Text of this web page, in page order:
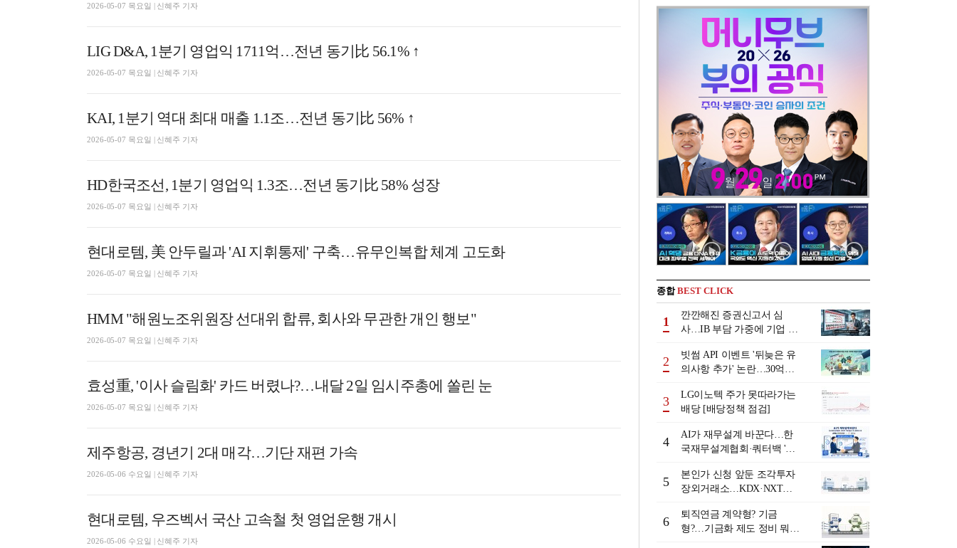
2026-05-07 목요일 | 신혜주 기자
LIG D&A, 1분기 영업익 1711억…전년 동기比 56.1% ↑
2026-05-07 목요일 | 신혜주 기자
KAI, 1분기 역대 최대 매출 1.1조…전년 동기比 56% ↑
2026-05-07 목요일 | 신혜주 기자
HD한국조선, 1분기 영업익 1.3조…전년 동기比 58% 성장
2026-05-07 목요일 | 신혜주 기자
현대로템, 美 안두릴과 'AI 지휘통제' 구축…유무인복합 체계 고도화
2026-05-07 목요일 | 신혜주 기자
HMM "해원노조위원장 선대위 합류, 회사와 무관한 개인 행보"
2026-05-07 목요일 | 신혜주 기자
효성重, '이사 슬림화' 카드 버렸나?…내달 2일 임시주총에 쏠린 눈
2026-05-07 목요일 | 신혜주 기자
제주항공, 경년기 2대 매각…기단 재편 가속
2026-05-06 수요일 | 신혜주 기자
현대로템, 우즈벡서 국산 고속철 첫 영업운행 개시
2026-05-06 수요일 | 신혜주 기자
종합BEST CLICK
1
깐깐해진 증권신고서 심
사…IB 부담 가중에 기업 자
2
빗썸 API 이벤트 '뒤늦은 유
의사항 추가' 논란…30억원
발
3
LG이노텍 주가 못따라가는
배당 [배당정책 점검]
4
AI가 재무설계 바꾼다…한
국재무설계협회·쿼터백 '베
5
본인가 신청 앞둔 조각투자
장외거래소…KDX·NXT컨
6
퇴직연금 계약형? 기금
형?…기금화 제도 정비 뭐길